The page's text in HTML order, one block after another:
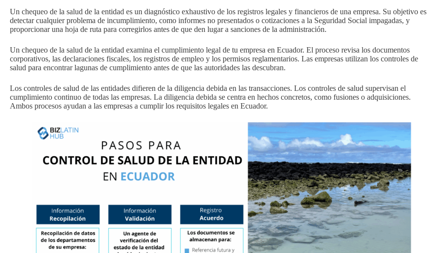
Un chequeo de la salud de la entidad es un diagnóstico exhaustivo de los registros legales y financieros de una empresa. Su objetivo es
detectar cualquier problema de incumplimiento, como informes no presentados o cotizaciones a la Seguridad Social impagadas, y
proporcionar una hoja de ruta para corregirlos antes de que den lugar a sanciones de la administración.
Un chequeo de la salud de la entidad examina el cumplimiento legal de tu empresa en Ecuador. El proceso revisa los documentos
corporativos, las declaraciones fiscales, los registros de empleo y los permisos reglamentarios. Las empresas utilizan los controles de
salud para encontrar lagunas de cumplimiento antes de que las autoridades las descubran.
Los controles de salud de las entidades difieren de la diligencia debida en las transacciones. Los controles de salud supervisan el
cumplimiento continuo de todas las empresas. La diligencia debida se centra en hechos concretos, como fusiones o adquisiciones.
Ambos procesos ayudan a las empresas a cumplir los requisitos legales en Ecuador.